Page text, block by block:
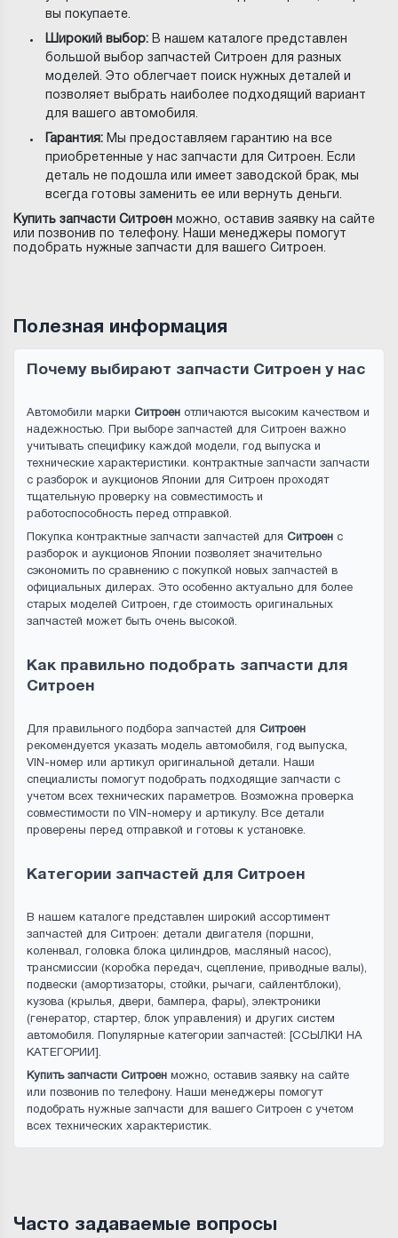
вы покупаете.
Широкий выбор: В нашем каталоге представлен
большой выбор запчастей Ситроен для разных
моделей. Это облегчает поиск нужных деталей и
позволяет выбрать наиболее подходящий вариант
для вашего автомобиля.
Гарантия: Мы предоставляем гарантию на все
приобретенные у нас запчасти для Ситроен. Если
деталь не подошла или имеет заводской брак, мы
всегда готовы заменить ее или вернуть деньги.
Купить запчасти Ситроен можно, оставив заявку на сайте
или позвонив по телефону. Наши менеджеры помогут
подобрать нужные запчасти для вашего Ситроен.
Полезная информация
Почему выбирают запчасти Ситроен у нас
Автомобили марки Ситроен отличаются высоким качеством и
надежностью. При выборе запчастей для Ситроен важно
учитывать специфику каждой модели, год выпуска и
технические характеристики. контрактные запчасти запчасти
с разборок и аукционов Японии для Ситроен проходят
тщательную проверку на совместимость и
работоспособность перед отправкой.
Покупка контрактные запчасти запчастей для Ситроен с
разборок и аукционов Японии позволяет значительно
сэкономить по сравнению с покупкой новых запчастей в
официальных дилерах. Это особенно актуально для более
старых моделей Ситроен, где стоимость оригинальных
запчастей может быть очень высокой.
Как правильно подобрать запчасти для
Ситроен
Для правильного подбора запчастей для Ситроен
рекомендуется указать модель автомобиля, год выпуска,
VIN-номер или артикул оригинальной детали. Наши
специалисты помогут подобрать подходящие запчасти с
учетом всех технических параметров. Возможна проверка
совместимости по VIN-номеру и артикулу. Все детали
проверены перед отправкой и готовы к установке.
Категории запчастей для Ситроен
В нашем каталоге представлен широкий ассортимент
запчастей для Ситроен: детали двигателя (поршни,
коленвал, головка блока цилиндров, масляный насос),
трансмиссии (коробка передач, сцепление, приводные валы),
подвески (амортизаторы, стойки, рычаги, сайлентблоки),
кузова (крылья, двери, бампера, фары), электроники
(генератор, стартер, блок управления) и других систем
автомобиля. Популярные категории запчастей: [ССЫЛКИ НА
КАТЕГОРИИ].
Купить запчасти Ситроен
можно, оставив заявку на сайте
или позвонив по телефону. Наши менеджеры помогут
подобрать нужные запчасти для вашего Ситроен с учетом
всех технических характеристик.
Часто задаваемые вопросы